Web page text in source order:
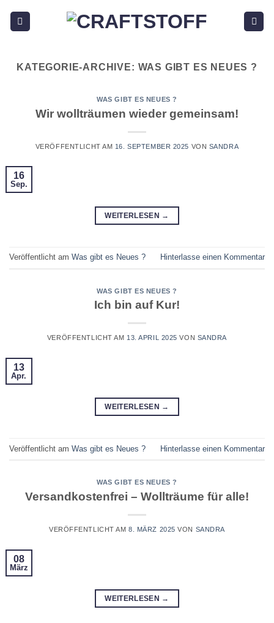
Inhalt
KATEGORIE-ARCHIVE: WAS GIBT ES NEUES ?
WAS GIBT ES NEUES ?
Wir wollträumen wieder gemeinsam!
VERÖFFENTLICHT AM 16. SEPTEMBER 2025 VON SANDRA
16
Sep.
WEITERLESEN →
Veröffentlicht am Was gibt es Neues ? Hinterlasse einen Kommentar
WAS GIBT ES NEUES ?
Ich bin auf Kur!
VERÖFFENTLICHT AM 13. APRIL 2025 VON SANDRA
13
Apr.
WEITERLESEN →
Veröffentlicht am Was gibt es Neues ? Hinterlasse einen Kommentar
WAS GIBT ES NEUES ?
Versandkostenfrei – Wollträume für alle!
VERÖFFENTLICHT AM8. MÄRZ 2025 VON SANDRA
08
März
WEITERLESEN →